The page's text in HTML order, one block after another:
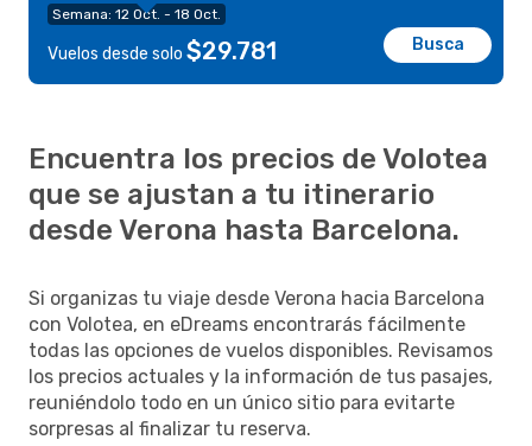
Semana: 12 Oct. - 18 Oct.
Vuelos desde solo $29.781 Busca
Encuentra los precios de Volotea
que se ajustan a tu itinerario
desde Verona hasta Barcelona.
Si organizas tu viaje desde Verona hacia Barcelona
con Volotea, en eDreams encontrarás fácilmente
todas las opciones de vuelos disponibles. Revisamos
los precios actuales y la información de tus pasajes,
reuniéndolo todo en un único sitio para evitarte
sorpresas al finalizar tu reserva.